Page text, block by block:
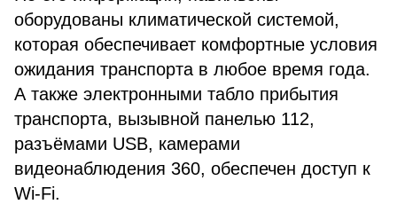
оборудованы климатической системой,
которая обеспечивает комфортные условия
ожидания транспорта в любое время года.
А также электронными табло прибытия
транспорта, вызывной панелью 112,
разъёмами USB, камерами
видеонаблюдения 360, обеспечен доступ к
Wi-Fi.